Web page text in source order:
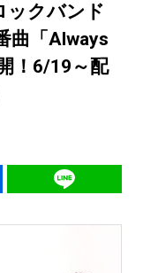
ックバンド
曲「Always
！6/19～配